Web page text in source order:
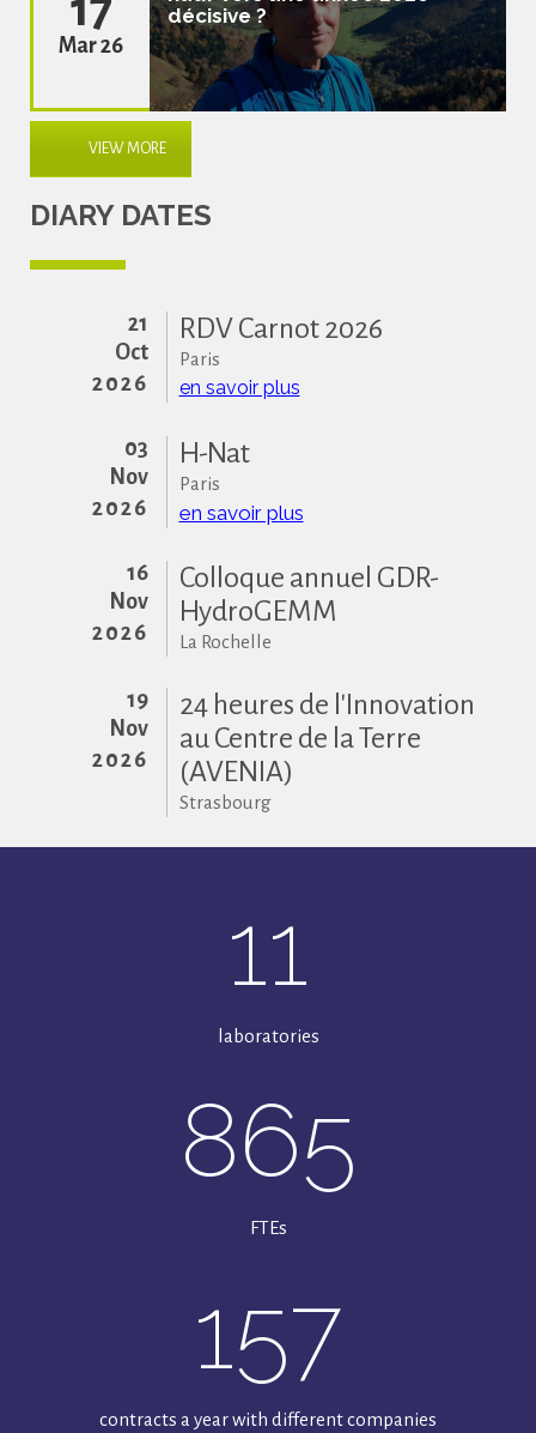
Mar 26
décisive ?
VIEW MORE
DIARY DATES
21
Oct
2026
RDV Carnot 2026
Paris
en savoir plus
03
Nov
2026
H-Nat
Paris
en savoir plus
16
Nov
2026
Colloque annuel GDR-
HydroGEMM
La Rochelle
19
Nov
2026
24 heures de l'Innovation
au Centre de la Terre
(AVENIA)
Strasbourg
11
laboratories
865
FTEs
157
contracts a year with different companies